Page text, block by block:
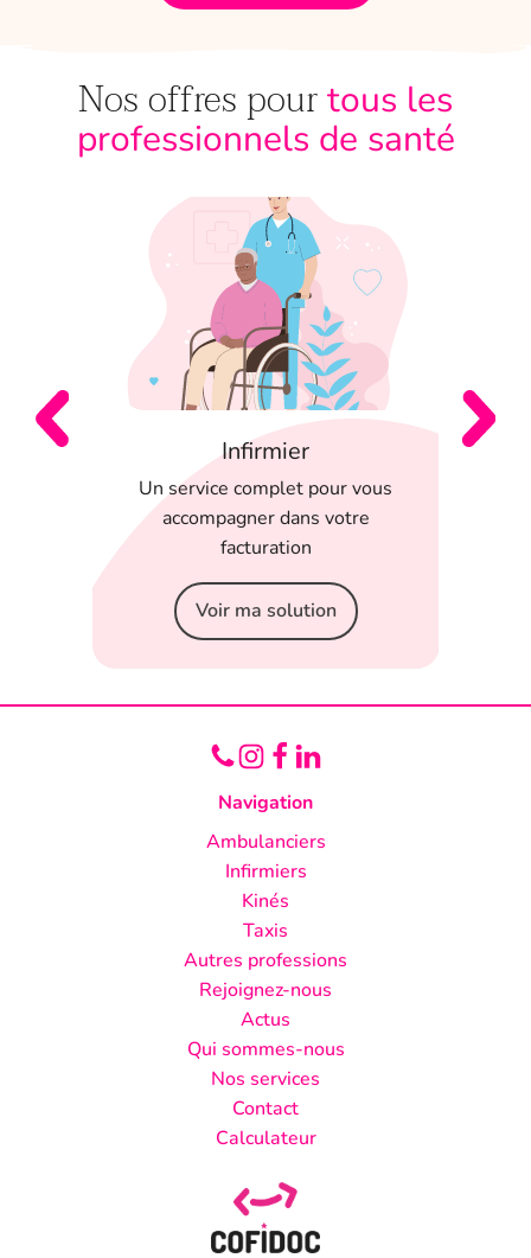
Nos offres pourtous les
professionnels de santé
Infirmier
Un service complet pour vous
accompagner dans votre
facturation
Voir ma solution
Navigation
Ambulanciers
Infirmiers
Kinés
Taxis
Autres professions
Rejoignez-nous
Actus
Qui sommes-nous
Nos services
Contact
Calculateur